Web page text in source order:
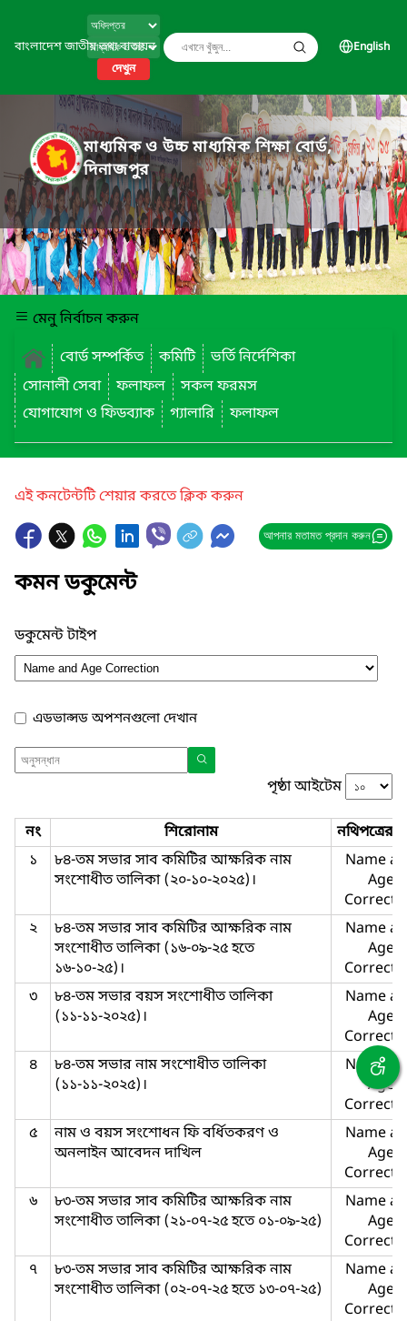
বাংলাদেশ জাতীয় তথ্য বাতায়ন
দেখুন
English
মাধ্যমিক ও উচ্চ মাধ্যমিক শিক্ষা বোর্ড,
দিনাজপুর
মেনু নির্বাচন করুন
বোর্ড সম্পর্কিত
কমিটি
ভর্তি নির্দেশিকা
সোনালী সেবা
ফলাফল
সকল ফরমস
যোগাযোগ ও ফিডব্যাক
গ্যালারি ফলাফল
এই কনটেন্টটি শেয়ার করতে ক্লিক করুন
আপনার মতামত প্রদান করুন
কমন ডকুমেন্ট
ডকুমেন্ট টাইপ
এডভান্সড অপশনগুলো দেখান
পৃষ্ঠা আইটেম
নং শিরোনাম
নথিপত্রের
১
৮৪-তম সভার সাব কমিটির আক্ষরিক নাম
সংশোধীত তালিকা (২০-১০-২০২৫)।
Name
Age
২
৮৪-তম সভার সাব কমিটির আক্ষরিক নাম
সংশোধীত তালিকা (১৬-০৯-২৫ হতে
১৬-১০-২৫)।
Name
Age
৩
৮৪-তম সভার বয়স সংশোধীত তালিকা
(১১-১১-২০২৫)।
Name
Age
৪
৮৪-তম সভার নাম সংশোধীত তালিকা
(১১-১১-২০২৫)।
Name
Age
৫
নাম ও বয়স সংশোধন ফি বর্ধিতকরণ ও
অনলাইন আবেদন দাখিল
Name
Age
৬
৮৩-তম সভার সাব কমিটির আক্ষরিক নাম
সংশোধীত তালিকা (২১-০৭-২৫ হতে ০১-০৯-২৫)
Name
Age
৭
৮৩-তম সভার সাব কমিটির আক্ষরিক নাম
সংশোধীত তালিকা (০২-০৭-২৫ হতে ১৩-০৭-২৫)
Name
Age